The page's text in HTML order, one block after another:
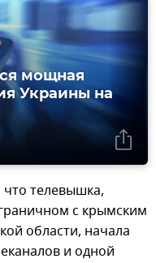
мощная
Украины на
телевышка,
с крымским
области, начала
и одной